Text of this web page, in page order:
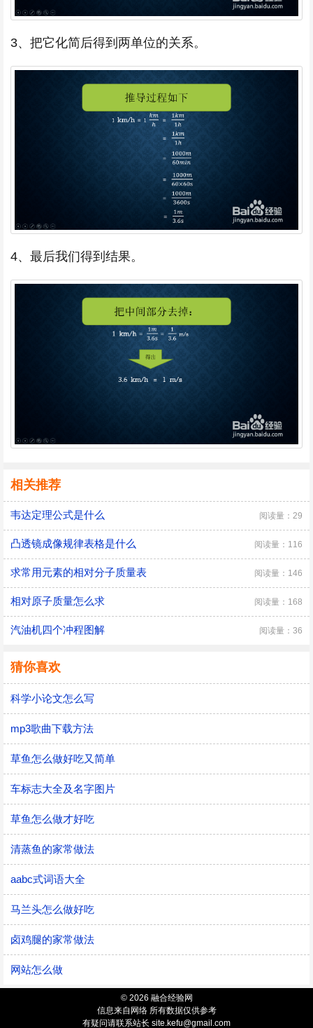
3、把它化简后得到两单位的关系。
4、最后我们得到结果。
相关推荐
韦达定理公式是什么 阅读量：29
凸透镜成像规律表格是什么 阅读量：116
求常用元素的相对分子质量表 阅读量：146
相对原子质量怎么求 阅读量：168
汽油机四个冲程图解 阅读量：36
猜你喜欢
科学小论文怎么写
mp3歌曲下载方法
草鱼怎么做好吃又简单
车标志大全及名字图片
草鱼怎么做才好吃
清蒸鱼的家常做法
aabc式词语大全
马兰头怎么做好吃
卤鸡腿的家常做法
网站怎么做
© 2026 融合经验网
信息来自网络 所有数据仅供参考
有疑问请联系站长 site.kefu@gmail.com